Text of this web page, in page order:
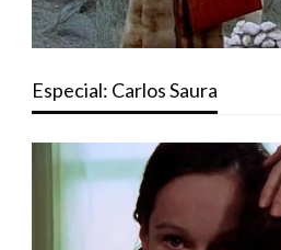
Especial: Carlos Saura